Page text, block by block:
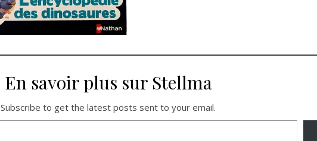
En savoir plus sur Stellma
Subscribe to get the latest posts sent to your email.